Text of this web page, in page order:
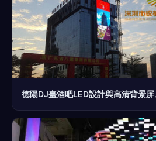
德陽DJ臺酒吧LED設計與高清背景